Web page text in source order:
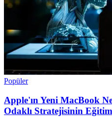
Popüler
Apple'ın Yeni MacBook
Odaklı Stratejisinin